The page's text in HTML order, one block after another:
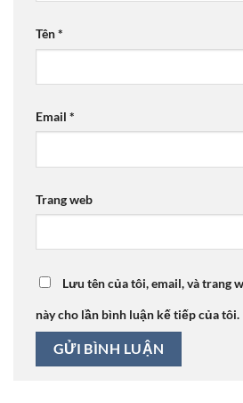
Tên*
Email *
Trang web
Lưu tên của tôi, email, và trang
này cho lần bình luận kế tiếp của tôi.